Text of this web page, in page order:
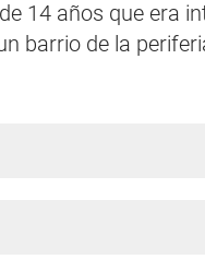
14 años que era
barrio de la